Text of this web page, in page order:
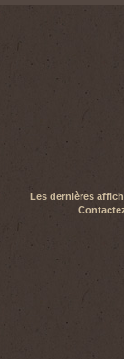
Les dernières